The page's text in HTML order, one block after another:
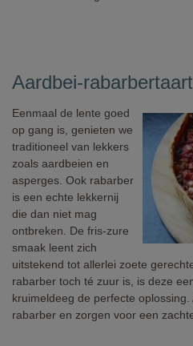
Aardbei-rabarbertaart
Eenmaal de lente goed
op gang is, genieten we
traditioneel van lekkers
zoals aardbeien en
asperges. Ook rabarber
is een echte lekkernij
die dan niet mag
ontbreken. De fris-zure
smaak leent zich
uitstekend tot allerlei zoete
rabarber toch té zuur is, is deze
kruimeldeeg de perfecte
rabarber en zorgen voor een